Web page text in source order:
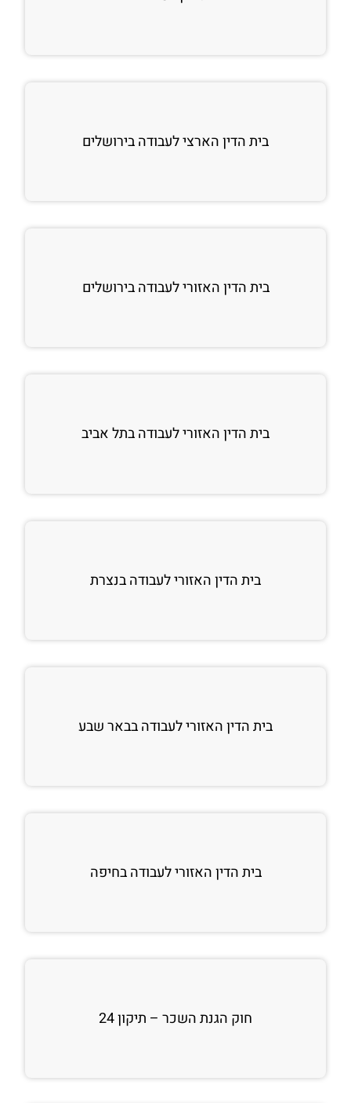
בית הדין הארצי לעבודה בירושלים
בית הדין האזורי לעבודה בירושלים
בית הדין האזורי לעבודה בתל אביב
בית הדין האזורי לעבודה בנצרת
בית הדין האזורי לעבודה בבאר שבע
בית הדין האזורי לעבודה בחיפה
חוק הגנת השכר – תיקון 24